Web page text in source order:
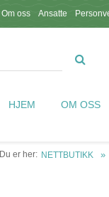
Om oss Ansatte
HJEM OM OSS
Du er her: NETTBUTIKK